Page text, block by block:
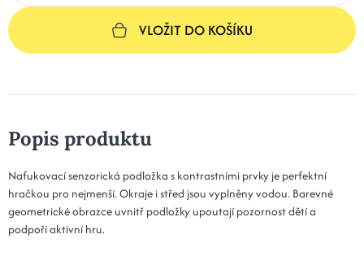
VLOŽIT DO KOŠÍKU
Popis produktu
Nafukovací senzorická podložka s kontrastními prvky je perfektní
hračkou pro nejmenší. Okraje i střed jsou vyplněny vodou. Barevné
geometrické obrazce uvnitř podložky upoutají pozornost dětí a
podpoří aktivní hru.